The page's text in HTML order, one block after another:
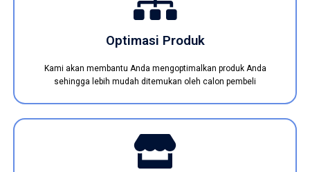
Optimasi Produk
Kami akan membantu Anda mengoptimalkan produk Anda
sehingga lebih mudah ditemukan oleh calon pembeli